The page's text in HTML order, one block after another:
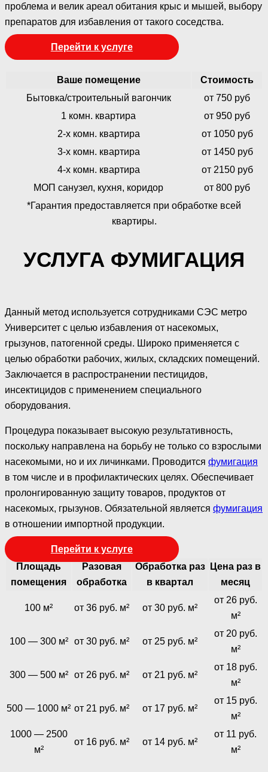
проблема и велик ареал обитания крыс и мышей, выбору
препаратов для избавления от такого соседства.
Перейти к услуге
Ваше помещение
Стоимость
Бытовка/строительный вагончик
от 750 руб
1 комн. квартира
от 950 руб
2-х комн. квартира
от 1050 руб
3-х комн. квартира
от 1450 руб
4-х комн. квартира
от 2150 руб
МОП санузел, кухня, коридор
от 800 руб
*Гарантия предоставляется при обработке всей
квартиры.
УСЛУГА ФУМИГАЦИЯ
Данный метод используется сотрудниками СЭС метро
Университет с целью избавления от насекомых,
грызунов, патогенной среды. Широко применяется с
целью обработки рабочих, жилых, складских помещений.
Заключается в распространении пестицидов,
инсектицидов с применением специального
оборудования.
Процедура показывает высокую результативность,
поскольку направлена на борьбу не только со взрослыми
насекомыми, но и их личинками. Проводится фумигация
в том числе и в профилактических целях. Обеспечивает
пролонгированную защиту товаров, продуктов от
насекомых, грызунов. Обязательной является фумигация
в отношении импортной продукции.
Перейти к услуге
Площадь
помещения
Разовая
обработка
Обработка раз
в квартал
Цена раз в
месяц
100 м² от 36 руб. м² от 30 руб. м²
от 26 руб.
м²
100 — 300 м² от 30 руб. м² от 25 руб. м²
от 20 руб.
м²
300 — 500 м² от 26 руб. м² от 21 руб. м²
от 18 руб.
м²
500 — 1000 м² от 21 руб. м² от 17 руб. м²
от 15 руб.
м²
1000 — 2500
м²
от 16 руб. м² от 14 руб. м²
от 11 руб.
м²